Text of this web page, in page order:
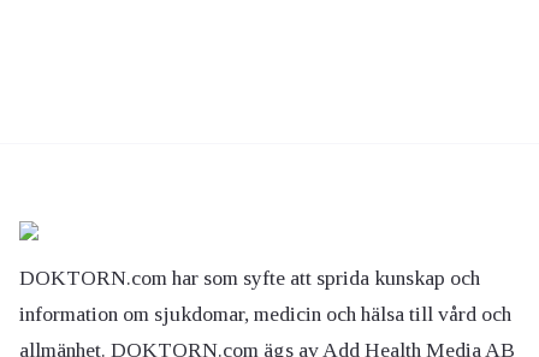
DOKTORN.com har som syfte att sprida kunskap och
information om sjukdomar, medicin och hälsa till vård och
allmänhet. DOKTORN.com ägs av Add Health Media AB